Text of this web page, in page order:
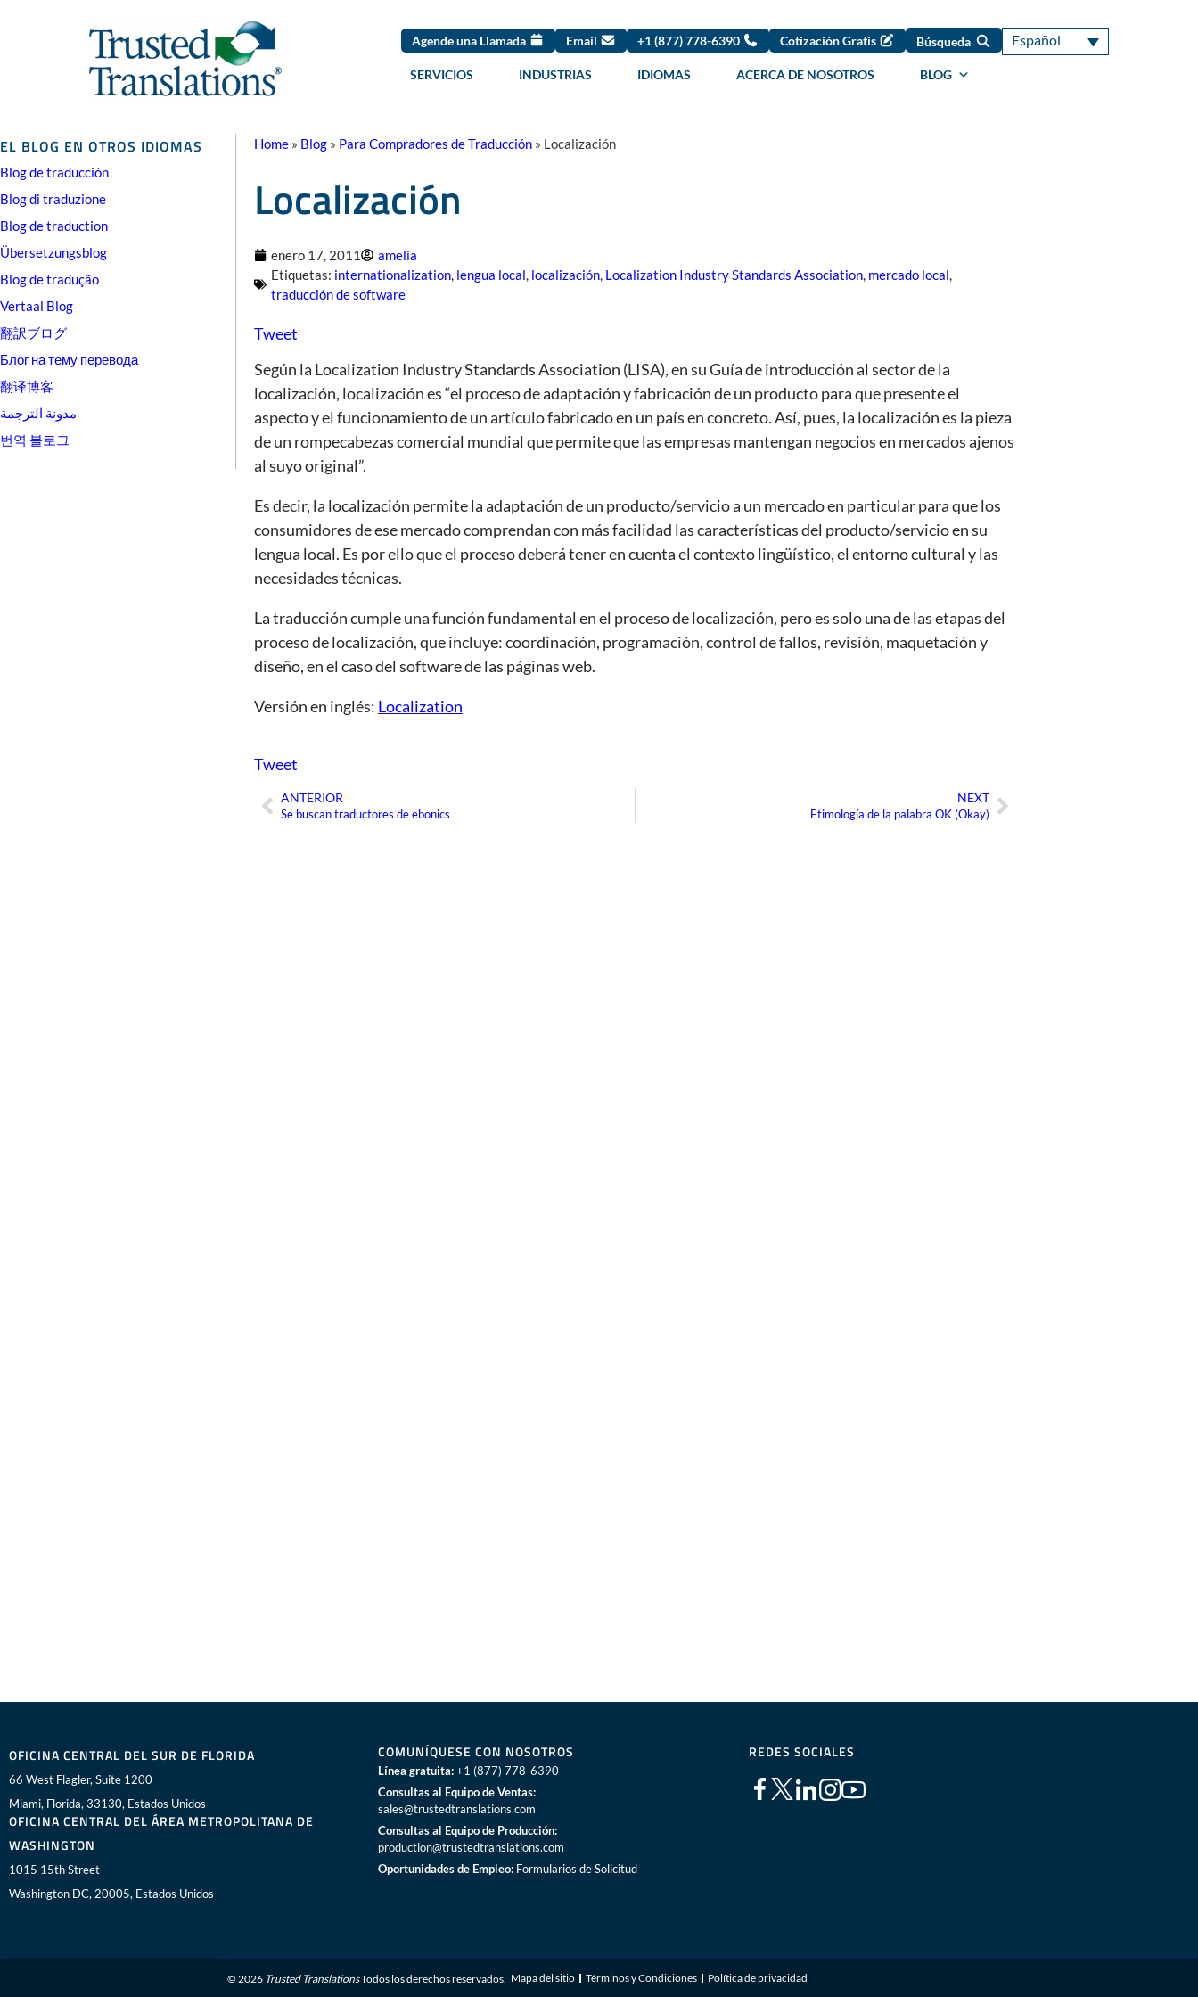
Agende una Llamada Email +1 (877) 778-6390 Cotización Gratis Búsqueda Español
SERVICIOS INDUSTRIAS IDIOMAS ACERCA DE NOSOTROS BLOG
EL BLOG EN OTROS IDIOMAS
Blog de traducción
Blog di traduzione
Blog de traduction
Übersetzungsblog
Blog de tradução
Vertaal Blog
翻訳ブログ
Блог на тему перевода
翻译博客
مدونة الترجمة
번역 블로그
Home » Blog » Para Compradores de Traducción » Localización
Localización
enero 17, 2011
amelia
Etiquetas: internationalization, lengua local, localización, Localization Industry Standards Association, mercado local,
traducción de software
Tweet
Según la Localization Industry Standards Association (LISA), en su Guía de introducción al sector de la
localización, localización es “el proceso de adaptación y fabricación de un producto para que presente el
aspecto y el funcionamiento de un artículo fabricado en un país en concreto. Así, pues, la localización es la pieza
de un rompecabezas comercial mundial que permite que las empresas mantengan negocios en mercados ajenos
al suyo original”.
Es decir, la localización permite la adaptación de un producto/servicio a un mercado en particular para que los
consumidores de ese mercado comprendan con más facilidad las características del producto/servicio en su
lengua local. Es por ello que el proceso deberá tener en cuenta el contexto lingüístico, el entorno cultural y las
necesidades técnicas.
La traducción cumple una función fundamental en el proceso de localización, pero es solo una de las etapas del
proceso de localización, que incluye: coordinación, programación, control de fallos, revisión, maquetación y
diseño, en el caso del software de las páginas web.
Versión en inglés: Localization
Tweet
AntANTERIOR
Se buscan traductores de ebonics
NEXT
Etimología de la palabra OK (Okay) Siguiente
OFICINA CENTRAL DEL SUR DE FLORIDA
66 West Flagler, Suite 1200
Miami, Florida, 33130, Estados Unidos
OFICINA CENTRAL DEL ÁREA METROPOLITANA DE
WASHINGTON
1015 15th Street
Washington DC, 20005, Estados Unidos
COMUNÍQUESE CON NOSOTROS
Línea gratuita: +1 (877) 778-6390
Consultas al Equipo de Ventas:
sales@trustedtranslations.com
Consultas al Equipo de Producción:
production@trustedtranslations.com
Oportunidades de Empleo: Formularios de Solicitud
REDES SOCIALES
© 2026 Trusted TranslationsTodos los derechos reservados. Mapa del sitio Términos y Condiciones Política de privacidad